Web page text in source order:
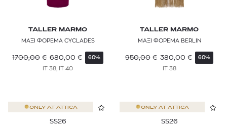
TALLER MARMO
ΜΑΞΙ ΦΟΡΕΜΑ CYCLADES
1700,00 € 680,00 € 60%
IT 38, IT 40
TALLER MARMO
ΜΑΞΙ ΦΟΡΕΜΑ BERLIN
950,00 € 380,00 € 60%
IT 38
ONLY AT ATTICA
SS26
ONLY AT ATTICA
SS26